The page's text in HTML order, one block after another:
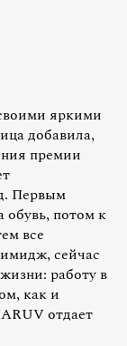
яркими
добавила,
премии
Первым
обувь, потом к
все
сейчас
работу в
как и
отдает